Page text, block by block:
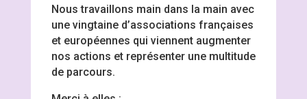
Nous travaillons main dans la main avec
une vingtaine d’associations françaises
et européennes qui viennent augmenter
nos actions et représenter une multitude
de parcours.